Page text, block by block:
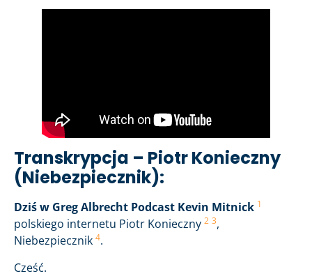
Transkrypcja – Piotr Konieczny
(Niebezpiecznik):
Dziś w Greg Albrecht Podcast Kevin Mitnick 1
polskiego internetu Piotr Konieczny 2 3,
Niebezpiecznik 4.
Cześć.